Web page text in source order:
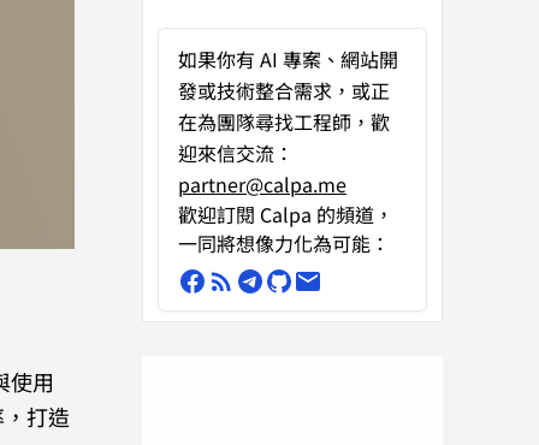
使用
打造
如果你有 AI 專案、網站開
發或技術整合需求，或正
在為團隊尋找工程師，歡
迎來信交流：
partner@calpa.me
歡迎訂閱 Calpa 的頻道，
一同將想像力化為可能：